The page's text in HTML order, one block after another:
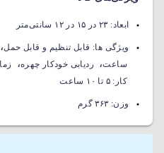
ابعاد: ۲۳ در ۱۵ در ۱۲ سانتی‌متر
ویژگی ها: قابل تنظیم و قابل حمل،
ساعت، ردیابی خودکار چهره،
کار: ۵ تا ۱۰ ساعت
وزن: ۳۶۳ گرم